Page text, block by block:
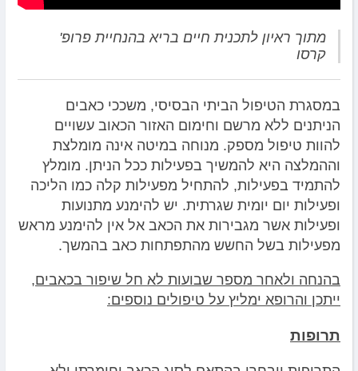
מתוך ראיון לתכנית חיים בריא בהנחיית פרופ'
קרסו
במסגרת הטיפול הביתי הבסיסי, משככי כאבים
הניתנים ללא מרשם וחימום האזור הכאוב עשויים
להוות טיפול מספק. מנוחה במיטה אינה מומלצת
וההמלצה היא להמשיך בפעילות ככל הניתן. מומלץ
להתמיד בפעילות, להתחיל מפעילות קלה כמו הליכה
ופעילות יום יומית שגרתית. יש להימנע מתנועות
ופעילות אשר מגבירות את הכאב אל אין להימנע מראש
מפעילות בשל החשש מהתפתחות כאב בהמשך.
בהנחה ולאחר מספר שבועות לא חל שיפור בכאבים,
ייתכן והרופא ימליץ על טיפולים נוספים:
תרופות